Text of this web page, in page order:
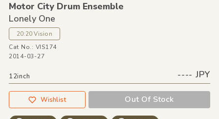
Motor City Drum Ensemble
Lonely One
20:20 Vision
Cat No.: VIS174
2014-03-27
12inch ---- JPY
Wishlist Out Of Stock